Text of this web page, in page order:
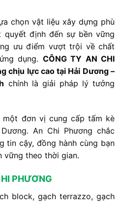
chọn vật liệu xây dựng phù
định đến sự bền vững
ưu điểm vượt trội về chất
dụng. CÔNG TY AN CHI
chịu lực cao tại Hải Dương –
chính là giải pháp lý tưởng
một đơn vị cung cấp tấm kè
An Chi Phương chắc
tin cậy, đồng hành cùng bạn
vững theo thời gian.
PHƯƠNG
block, gạch terrazzo, gạch